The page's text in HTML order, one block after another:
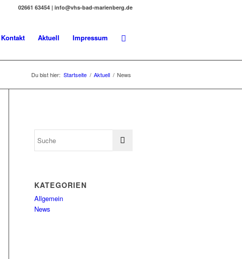
02661 63454 | info@vhs-bad-marienberg.de
Kontakt Aktuell Impressum
Du bist hier: Startseite / Aktuell / News
KATEGORIEN
Allgemein
News